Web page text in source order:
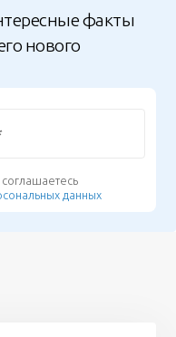
факты
нового
данных